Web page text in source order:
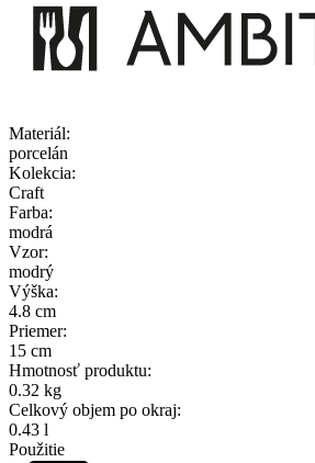
Materiál:
porcelán
Kolekcia:
Craft
Farba:
modrá
Vzor:
modrý
Výška:
4.8 cm
Priemer:
15 cm
Hmotnosť produktu:
0.32 kg
Celkový objem po okraj:
0.43 l
Použitie